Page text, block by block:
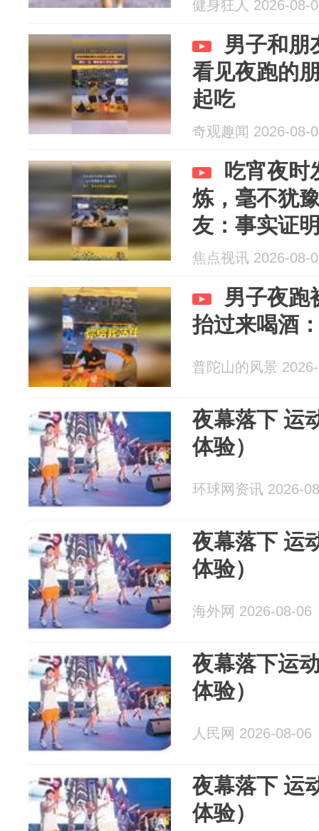
健身狂人 2026-08-
男子和朋
看见夜跑的
起吃
奇观趣闻 2026-08-
吃宵夜时
炼，毫不犹
友：事实证
焦点视讯 2026-08-
男子夜跑
抬过来喝酒
普陀山的风景
夜幕落下 运
体验）
环球网资讯 2026-
夜幕落下 运
体验）
海外网 2026-08-06
夜幕落下运
体验）
人民网 2026-08-06
夜幕落下 运
体验）